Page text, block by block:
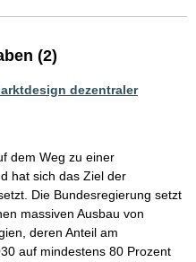
(2)
dezentraler
dem Weg zu einer
hat sich das Ziel der
Die Bundesregierung setzt
massiven Ausbau von
deren Anteil am
auf mindestens 80 Prozent